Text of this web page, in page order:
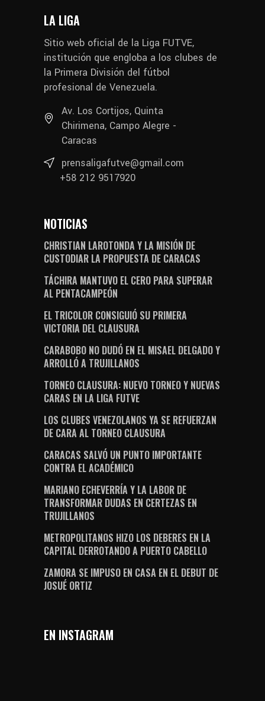
LA LIGA
Sitio web oficial de la Liga FUTVE,
institución que engloba a los clubes de
la Primera División del fútbol
profesional de Venezuela.
Av. Los Cortijos, Quinta
Chirimena, Campo Alegre -
Caracas
prensaligafutve@gmail.com
+58 212 9517920
NOTICIAS
CHRISTIAN LAROTONDA Y LA MISIÓN DE
CUSTODIAR LA PROPUESTA DE CARACAS
TÁCHIRA MANTUVO EL CERO PARA SUPERAR
AL PENTACAMPEÓN
EL TRICOLOR CONSIGUIÓ SU PRIMERA
VICTORIA DEL CLAUSURA
CARABOBO NO DUDÓ EN EL MISAEL DELGADO Y
ARROLLÓ A TRUJILLANOS
TORNEO CLAUSURA: NUEVO TORNEO Y NUEVAS
CARAS EN LA LIGA FUTVE
LOS CLUBES VENEZOLANOS YA SE REFUERZAN
DE CARA AL TORNEO CLAUSURA
CARACAS SALVÓ UN PUNTO IMPORTANTE
CONTRA EL ACADÉMICO
MARIANO ECHEVERRÍA Y LA LABOR DE
TRANSFORMAR DUDAS EN CERTEZAS EN
TRUJILLANOS
METROPOLITANOS HIZO LOS DEBERES EN LA
CAPITAL DERROTANDO A PUERTO CABELLO
ZAMORA SE IMPUSO EN CASA EN EL DEBUT DE
JOSUÉ ORTIZ
EN INSTAGRAM